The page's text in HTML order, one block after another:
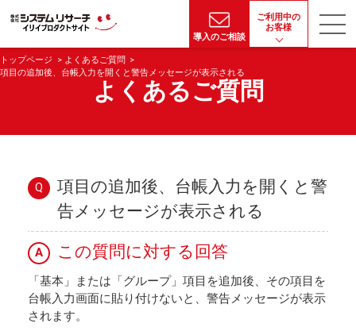
導入のご相談
ご利用中の
お客様
トップページ
よくあるご質問
項目の追加後、台帳入力を開くと警告メッセージが表示される
よくあるご質問
Q
項目の追加後、台帳入力を開くと警
告メッセージが表示される
A この質問に対する回答
「基本」または「グループ」項目を追加後、その項目を
台帳入力画面に貼り付けないと、警告メッセージが表示
されます。